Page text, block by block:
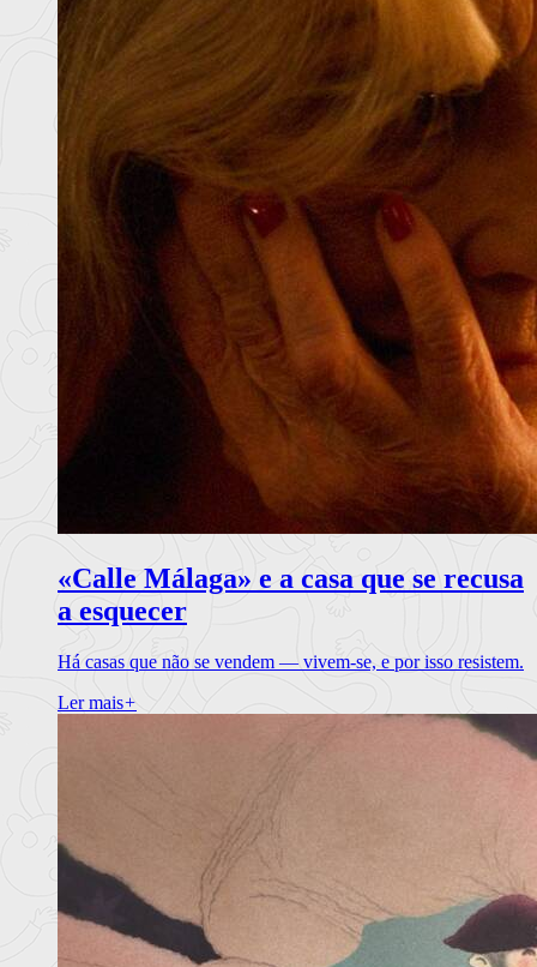
«Calle Málaga» e a casa que se recusa
a esquecer
Há casas que não se vendem — vivem-se, e por isso resistem.
Ler mais+